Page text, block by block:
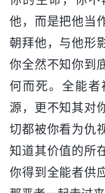
他，而是把他当
朝拜他，与他形
你全然不知你到
何而死。全能
源，更不知其对
切都被你看为仇
知道其价值的所
你得到全能者供